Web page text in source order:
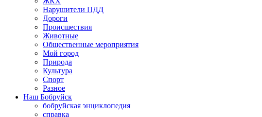
Нарушители ПДД
Дороги
Происшествия
Животные
Общественные мероприятия
Мой город
Природа
Культура
Спорт
Разное
Наш Бобруйск
бобруйская энциклопедия
справка